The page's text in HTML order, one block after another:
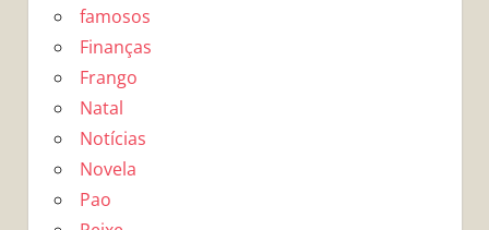
famosos
Finanças
Frango
Natal
Notícias
Novela
Pao